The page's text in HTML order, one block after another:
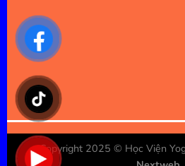
Copyright 2025 © Học Viện